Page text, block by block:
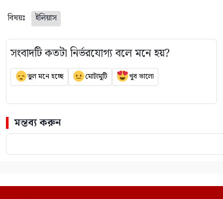
বিষয়ঃ ইলিয়াস
সংবাদটি কতটা নির্ভরযোগ্য বলে মনে হয়?
ভুল মনে হচ্ছে মোটামুটি খুব ভালো
মন্তব্য করুন